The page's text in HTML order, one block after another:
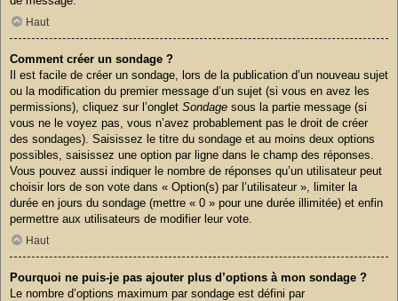
Haut
Comment créer un sondage ?
Il est facile de créer un sondage, lors de la publication d’un nouveau sujet
ou la modification du premier message d’un sujet (si vous en avez les
permissions), cliquez sur l’onglet Sondage sous la partie message (si
vous ne le voyez pas, vous n’avez probablement pas le droit de créer
des sondages). Saisissez le titre du sondage et au moins deux options
possibles, saisissez une option par ligne dans le champ des réponses.
Vous pouvez aussi indiquer le nombre de réponses qu’un utilisateur peut
choisir lors de son vote dans « Option(s) par l’utilisateur », limiter la
durée en jours du sondage (mettre « 0 » pour une durée illimitée) et enfin
permettre aux utilisateurs de modifier leur vote.
Haut
Pourquoi ne puis-je pas ajouter plus d’options à mon sondage ?
Le nombre d’options maximum par sondage est défini par